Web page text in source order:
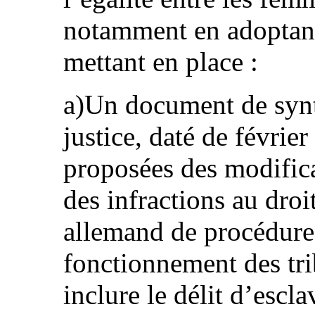
notamment en
mettant en place :
a)Un document de
justice, daté de
proposées des
des infractions au
allemand de
fonctionnement des
inclure le délit